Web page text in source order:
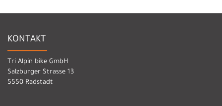
KONTAKT
Tri Alpin bike GmbH
Salzburger Strasse 13
5550 Radstadt